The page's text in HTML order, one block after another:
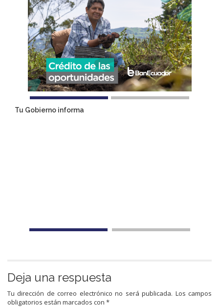
Tu Gobierno informa
Deja una respuesta
Tu dirección de correo electrónico no será publicada. Los campos
obligatorios están marcados con *